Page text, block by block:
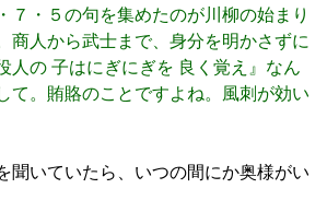
７・５の句を集めたのが川柳の始まり
商人から武士まで、身分を明かさずに
人の 子はにぎにぎを 良く覚え』なん
て。賄賂のことですよね。風刺が効い
聞いていたら、いつの間にか奥様がい